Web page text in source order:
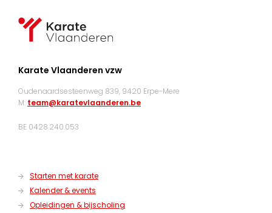
Karate Vlaanderen vzw
Oudenaardsesteenweg 839, 9420 Erpe-Mere
M: team@karatevlaanderen.be
BE 0428.240.053
Starten met karate
Kalender & events
Opleidingen & bijscholing